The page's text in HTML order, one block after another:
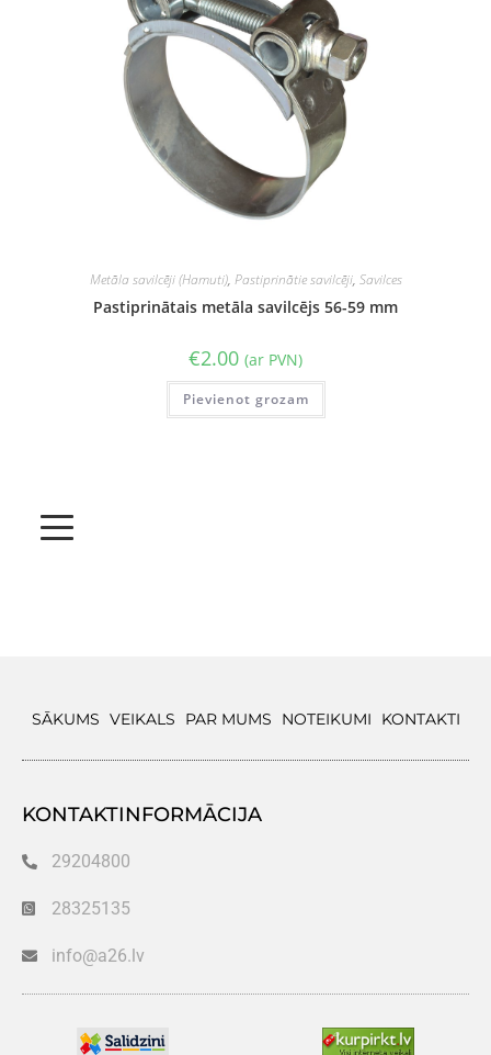
Metāla savilcēji (Hamuti), Pastiprinātie savilcēji, Savilces
Pastiprinātais metāla savilcējs 56-59 mm
€2.00 (ar PVN)
Pievienot grozam
SĀKUMS VEIKALS PAR MUMS NOTEIKUMI KONTAKTI
KONTAKTINFORMĀCIJA
29204800
28325135
info@a26.lv